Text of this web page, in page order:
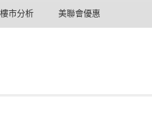
樓市分析 美聯會優惠